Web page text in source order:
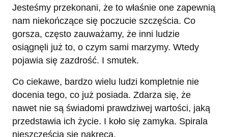
Jesteśmy przekonani, że to właśnie one zapewnią
nam niekończące się poczucie szczęścia. Co
gorsza, często zauważamy, że inni ludzie
osiągnęli już to, o czym sami marzymy. Wtedy
pojawia się zazdrość. I smutek.
Co ciekawe, bardzo wielu ludzi kompletnie nie
docenia tego, co już posiada. Zdarza się, że
nawet nie są świadomi prawdziwej wartości, jaką
przedstawia ich życie. I koło się zamyka. Spirala
nieszczęścia się nakręca.